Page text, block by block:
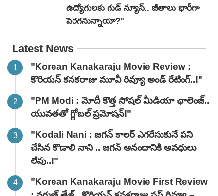
ఉద్యోగులకు గుడ్ న్యూస్.. జీతాలు భారీగా
పెరగనున్నాయా?"
Latest News
"Korean Kanakaraju Movie Review :
కొరియన్ కనకరాజు మూవీ రివ్యూ అండ్ రేటింగ్‌..!"
"PM Modi : మోదీ కొత్త సోషల్ మీడియా ఛాలెంజ్..
యువతతో గ్లోబల్ ప్రమోషన్!"
"Kodali Nani : జగన్ కాలర్ ఎగరేసుకునే పని
చేసిన కొడాలి నాని .. జగన్ ఆనందానికి అవధులు
లేవు..!"
"Korean Kanakaraju Movie First Review